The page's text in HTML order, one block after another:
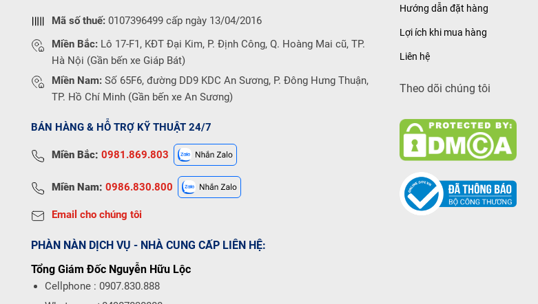
Mã số thuế: 0107396499 cấp ngày 13/04/2016
Miền Bắc: Lô 17-F1, KĐT Đại Kim, P. Định Công, Q. Hoàng Mai cũ, TP.
Hà Nội (Gần bến xe Giáp Bát)
Miền Nam: Số 65F6, đường DD9 KDC An Sương, P. Đông Hưng Thuận,
TP. Hồ Chí Minh (Gần bến xe An Sương)
BÁN HÀNG & HỖ TRỢ KỸ THUẬT 24/7
Miền Bắc: 0981.869.803
Miền Nam: 0986.830.800
Email cho chúng tôi
PHÀN NÀN DỊCH VỤ - NHÀ CUNG CẤP LIÊN HỆ:
Tổng Giám Đốc Nguyễn Hữu Lộc
Cellphone : 0907.830.888
Hướng dẫn đặt hàng
Lợi ích khi mua hàng
Liên hệ
Theo dõi chúng tôi